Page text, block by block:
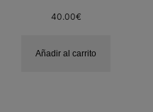
40.00€
Añadir al carrito